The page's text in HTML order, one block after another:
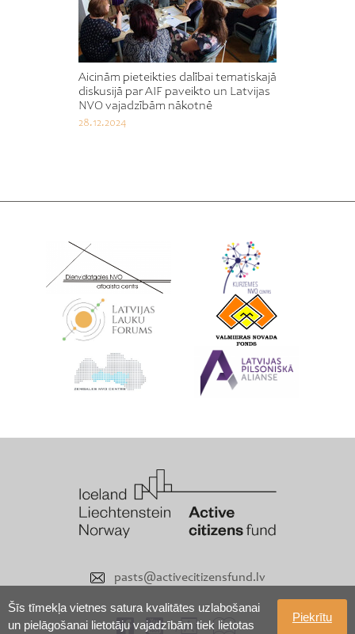
Šīs tīmekļa vietnes satura kvalitātes uzlabošanai
un pielāgošanai lietotāju vajadzībām tiek lietotas
Piekrītu
Aicinām pieteikties dalībai tematiskajā
diskusijā par AIF paveikto un Latvijas
NVO vajadzībām nākotnē
28.12.2024
pasts@activecitizensfund.lv